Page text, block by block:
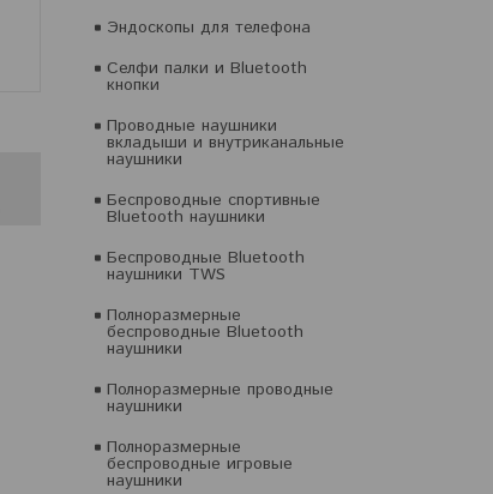
Эндоскопы для телефона
Селфи палки и Bluetooth
кнопки
Проводные наушники
вкладыши и внутриканальные
наушники
Беспроводные спортивные
Bluetooth наушники
Беспроводные Bluetooth
наушники TWS
Полноразмерные
беспроводные Bluetooth
наушники
Полноразмерные проводные
наушники
Полноразмерные
беспроводные игровые
наушники